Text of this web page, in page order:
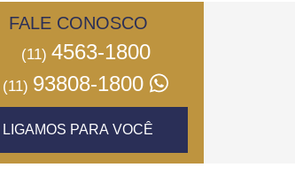
FALE CONOSCO
(11) 4563-1800
(11) 93808-1800
LIGAMOS PARA VOCÊ